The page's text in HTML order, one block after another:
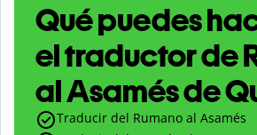
Qué puedes
el traductor de
al Asamés de
Traducir del Rumano al Asamés